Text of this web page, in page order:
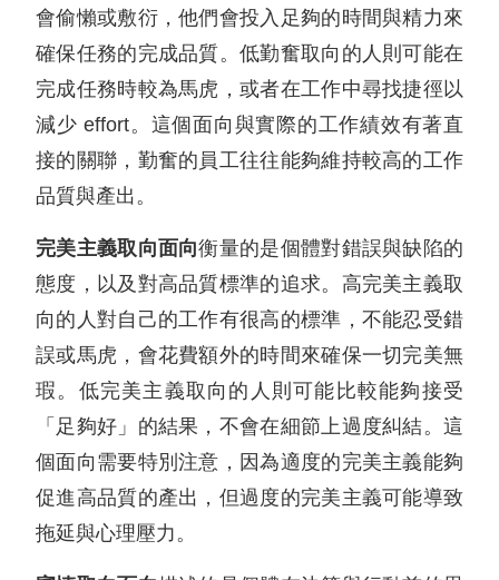
會偷懶或敷衍，他們會投入足夠的時間與精力來
確保任務的完成品質。低勤奮取向的人則可能在
完成任務時較為馬虎，或者在工作中尋找捷徑以
減少 effort。這個面向與實際的工作績效有著直
接的關聯，勤奮的員工往往能夠維持較高的工作
品質與產出。
完美主義取向面向衡量的是個體對錯誤與缺陷的
態度，以及對高品質標準的追求。高完美主義取
向的人對自己的工作有很高的標準，不能忍受錯
誤或馬虎，會花費額外的時間來確保一切完美無
瑕。低完美主義取向的人則可能比較能夠接受
「足夠好」的結果，不會在細節上過度糾結。這
個面向需要特別注意，因為適度的完美主義能夠
促進高品質的產出，但過度的完美主義可能導致
拖延與心理壓力。